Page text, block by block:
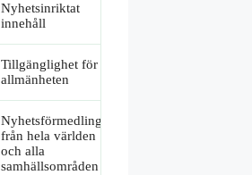
Nyhetsinriktat
innehåll
Tillgänglighet för
allmänheten
Nyhetsförmedling
från hela världen
och alla
samhällsområden